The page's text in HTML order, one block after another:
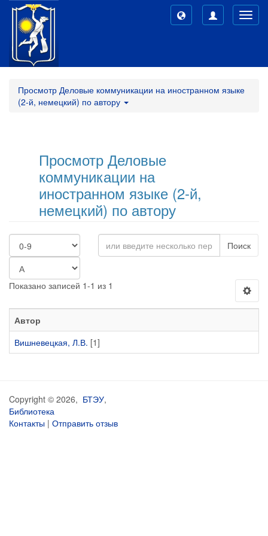
Просмотр Деловые коммуникации на иностранном языке
(2-й, немецкий) по автору
Просмотр Деловые
коммуникации на
иностранном языке (2-й,
немецкий) по автору
Поиск
Показано записей 1-1 из 1
Автор
Вишневецкая, Л.В. [1]
Copyright © 2026, БТЭУ,
Библиотека
Контакты | Отправить отзыв